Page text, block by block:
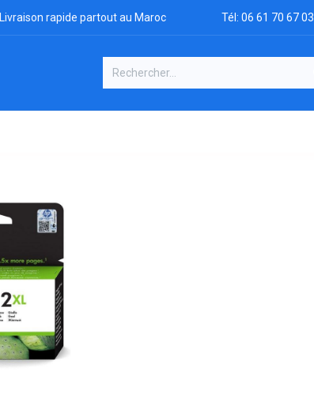
Livraison rapide partout au Maroc Tél: 06 61 70 67 03